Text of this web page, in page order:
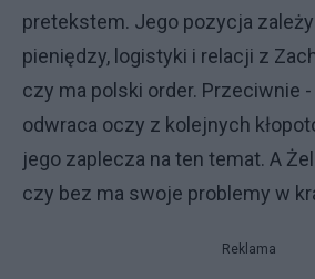
pretekstem. Jego pozycja
pieniędzy, logistyki i relacji z
czy ma polski order. Przeciwnie -
odwraca oczy z kolejnych
jego zaplecza na ten temat. A
czy bez ma swoje problemy w
Reklama